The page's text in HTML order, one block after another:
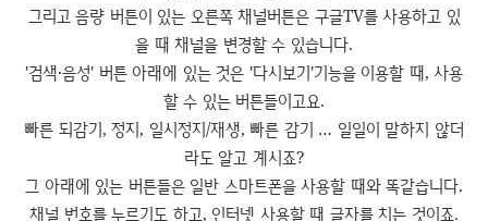
그리고 음량 버튼이 있는 오른쪽 채널버튼은 구글TV를 사용하고 있
을 때 채널을 변경할 수 있습니다.
'검색·음성' 버튼 아래에 있는 것은 '다시보기'기능을 이용할 때, 사용
할 수 있는 버튼들이고요.
빠른 되감기, 정지, 일시정지/재생, 빠른 감기 … 일일이 말하지 않더
라도 알고 계시죠?
그 아래에 있는 버튼들은 일반 스마트폰을 사용할 때와 똑같습니다.
채널 번호를 누르기도 하고, 인터넷 사용할 때 글자를 치는 것이죠.